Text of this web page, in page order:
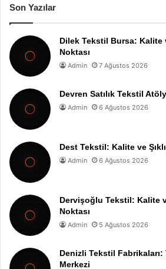
Son Yazılar
Dilek Tekstil Bursa: Kalite
Noktası
Admin 7 Ağustos 2026
Devren Satılık Tekstil
Admin 6 Ağustos 2026
Dest Tekstil: Kalite ve
Admin 6 Ağustos 2026
Dervişoğlu Tekstil: Kalite
Noktası
Admin 5 Ağustos 2026
Denizli Tekstil
Merkezi